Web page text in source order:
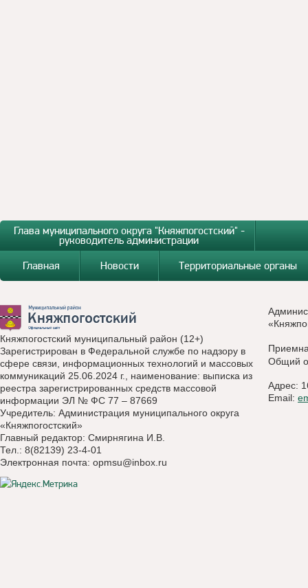
Глава муниципального округа "Княжпогостский" -
руководитель администрации
Главная
Новости Территориальные органы
Княжпогостский муниципальный район (12+)
Зарегистрирован в Федеральной службе по надзору в
сфере связи, информационных технологий и массовых
коммуникаций 25.06.2024 г., наименование: выписка из
реестра зарегистрированных средств массовой
информации ЭЛ № ФС 77 – 87669
Учредитель: Администрация муниципального округа
«Княжпогостский»
Главный редактор: Смирнягина И.В.
Тел.: 8(82139) 23-4-01
Электронная почта: opmsu@inbox.ru
Общий
Адрес:
Email: